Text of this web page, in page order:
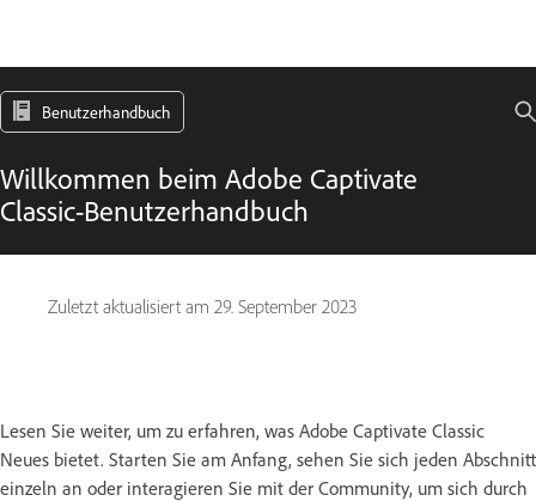
Benutzerhandbuch
Willkommen beim Adobe Captivate
Classic-Benutzerhandbuch
Zuletzt aktualisiert am 29. September 2023
Lesen Sie weiter, um zu erfahren, was Adobe Captivate Classic
Neues bietet. Starten Sie am Anfang, sehen Sie sich jeden Abschnitt
einzeln an oder interagieren Sie mit der Community, um sich durch